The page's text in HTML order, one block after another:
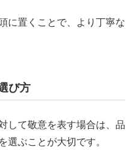
に置くことで、より丁寧な
び方
して敬意を表す場合は、品
選ぶことが大切です。